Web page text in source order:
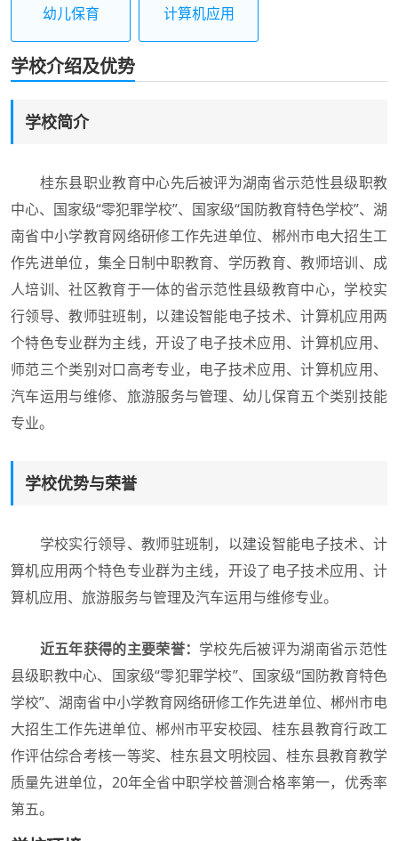
幼儿保育 计算机应用
学校介绍及优势
学校简介
桂东县职业教育中心先后被评为湖南省示范性县级职教
中心、国家级“零犯罪学校”、国家级“国防教育特色学校”、湖
南省中小学教育网络研修工作先进单位、郴州市电大招生工
作先进单位，集全日制中职教育、学历教育、教师培训、成
人培训、社区教育于一体的省示范性县级教育中心，学校实
行领导、教师驻班制，以建设智能电子技术、计算机应用两
个特色专业群为主线，开设了电子技术应用、计算机应用、
师范三个类别对口高考专业，电子技术应用、计算机应用、
汽车运用与维修、旅游服务与管理、幼儿保育五个类别技能
专业。
学校优势与荣誉
学校实行领导、教师驻班制，以建设智能电子技术、计
算机应用两个特色专业群为主线，开设了电子技术应用、计
算机应用、旅游服务与管理及汽车运用与维修专业。
近五年获得的主要荣誉： 学校先后被评为湖南省示范性
县级职教中心、国家级“零犯罪学校”、国家级“国防教育特色
学校”、湖南省中小学教育网络研修工作先进单位、郴州市电
大招生工作先进单位、郴州市平安校园、桂东县教育行政工
作评估综合考核一等奖、桂东县文明校园、桂东县教育教学
质量先进单位，20年全省中职学校普测合格率第一，优秀率
第五。